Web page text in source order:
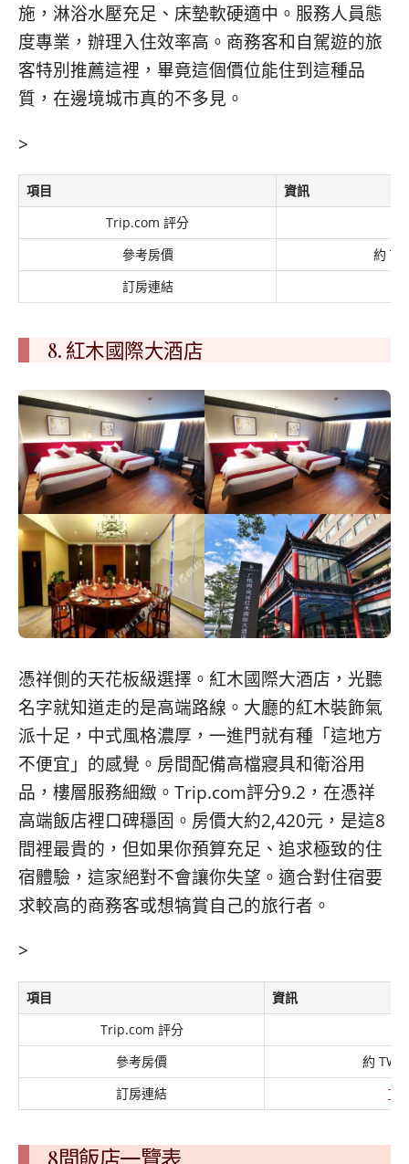
施，淋浴水壓充足、床墊軟硬適中。服務人員態
度專業，辦理入住效率高。商務客和自駕遊的旅
客特別推薦這裡，畢竟這個價位能住到這種品
質，在邊境城市真的不多見。
>
項目
資訊
Trip.com 評分
參考房價
約
訂房連結
8. 紅木國際大酒店
憑祥側的天花板級選擇。紅木國際大酒店，光聽
名字就知道走的是高端路線。大廳的紅木裝飾氣
派十足，中式風格濃厚，一進門就有種「這地方
不便宜」的感覺。房間配備高檔寢具和衛浴用
品，樓層服務細緻。Trip.com評分9.2，在憑祥
高端飯店裡口碑穩固。房價大約2,420元，是這8
間裡最貴的，但如果你預算充足、追求極致的住
宿體驗，這家絕對不會讓你失望。適合對住宿要
求較高的商務客或想犒賞自己的旅行者。
>
項目
資訊
Trip.com 評分
參考房價
約
訂房連結
8間飯店一覽表